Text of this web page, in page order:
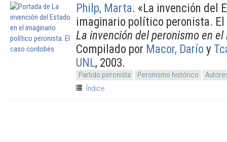
Philp, Marta. «La invención del
imaginario político peronista. El
La invención del peronismo en
Compilado por Macor, Darío y
UNL, 2003.
Partido peronista Peronismo histórico
Índice